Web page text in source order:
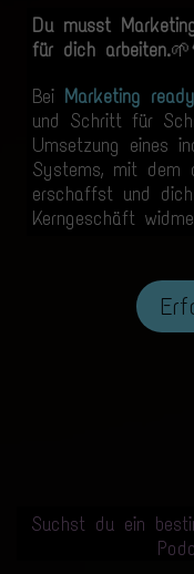
Du musst
für dich arbeiten.
Bei Marketing
und Schritt für
Umsetzung eines
Systems, mit dem
erschaffst und
Kerngeschäft
Suchst du ein